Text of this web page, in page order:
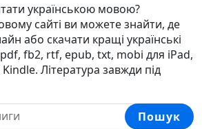
українською мовою?
сайті ви можете знайти, де
або скачати кращі українські
fb2, rtf, epub, txt, mobi для iPad,
Література завжди під
Пошук